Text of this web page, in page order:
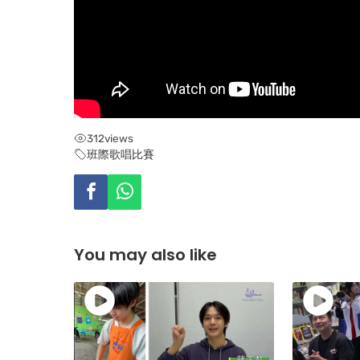
312views
班際歌唱比賽
You may also like